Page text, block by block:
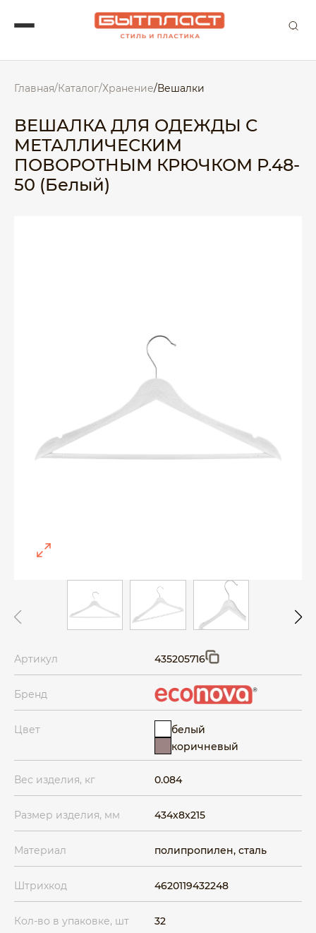
Главная/Каталог/Хранение/Вешалки
ВЕШАЛКА ДЛЯ ОДЕЖДЫ С
МЕТАЛЛИЧЕСКИМ
ПОВОРОТНЫМ КРЮЧКОМ Р.48-
50 (Белый)
Артикул 435205716
Бренд
Цвет
белый
коричневый
Вес изделия, кг 0.084
Размер изделия, мм 434x8x215
Материал полипропилен, сталь
Штрихкод 4620119432248
Кол-во в упаковке, шт 32